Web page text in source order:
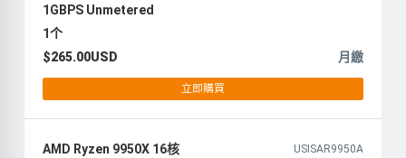
1GBPS Unmetered
1个
$265.00USD
月繳
立即購買
AMD Ryzen 9950X 16核 USISAR9950A